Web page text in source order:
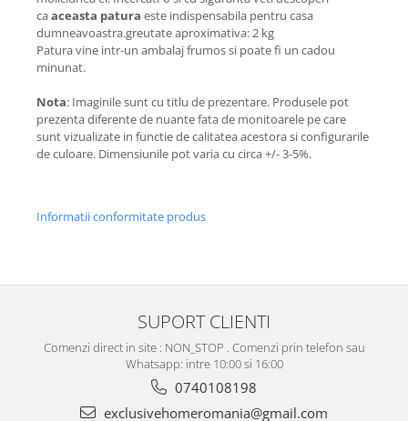
caaceasta patura este indispensabila pentru casa
dumneavoastra.greutate aproximativa: 2 kg
Patura vine intr-un ambalaj frumos si poate fi un cadou
minunat.
Nota: Imaginile sunt cu titlu de prezentare. Produsele pot
prezenta diferente de nuante fata de monitoarele pe care
sunt vizualizate in functie de calitatea acestora si configurarile
de culoare. Dimensiunile pot varia cu circa +/- 3-5%.
Informatii conformitate produs
SUPORT CLIENTI
Comenzi direct in site : NON_STOP . Comenzi prin telefon sau
Whatsapp: intre 10:00 si 16:00
0740108198
exclusivehomeromania@gmail.com